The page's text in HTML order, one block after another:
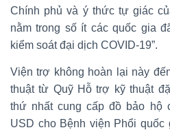
Chính phủ và ý thức tự giác
nằm trong số ít các quốc gia
kiểm soát đại dịch COVID-19”.
Viện trợ không hoàn lại này
thuật từ Quỹ Hỗ trợ kỹ thuật
thứ nhất cung cấp đồ bảo hộ
USD cho Bệnh viện Phổi